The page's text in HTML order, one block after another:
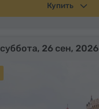
Купить
суббота, 26 сен, 2026